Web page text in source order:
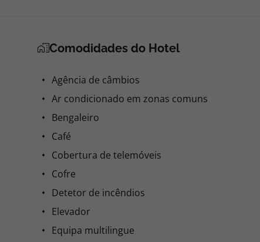
Comodidades do Hotel
Agência de câmbios
Ar condicionado em zonas comuns
Bengaleiro
Café
Cobertura de telemóveis
Cofre
Detetor de incêndios
Elevador
Equipa multilingue